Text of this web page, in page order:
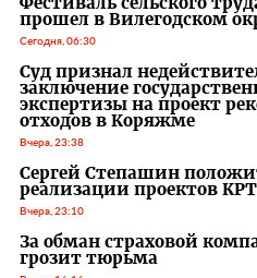
прошел в Вилегодском
Сегодня, 06:30
Суд признал
заключение
экспертизы на проект
отходов в Коряжме
Вчера, 23:38
Сергей Степашин
реализации проектов
Вчера, 23:10
За обман страховой
грозит тюрьма